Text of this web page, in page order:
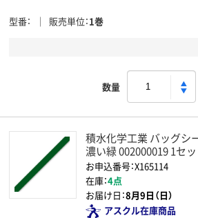
型番 販売単位 1巻
数量
積水化学工業 バッグシ
濃い緑 002000019 1セ
お申込番号：X165114
在庫：4点
お届け日：8月9日（日）
アスクル在庫商品